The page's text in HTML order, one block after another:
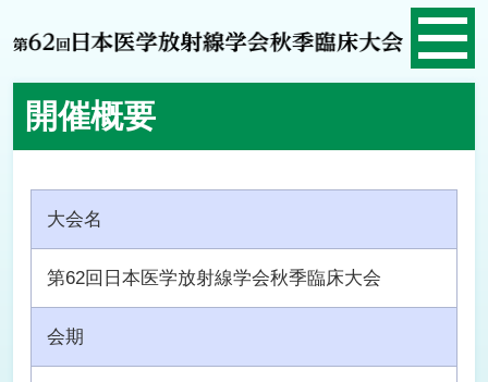
開催概要
大会名
第62回日本医学放射線学会秋季臨床大会
会期